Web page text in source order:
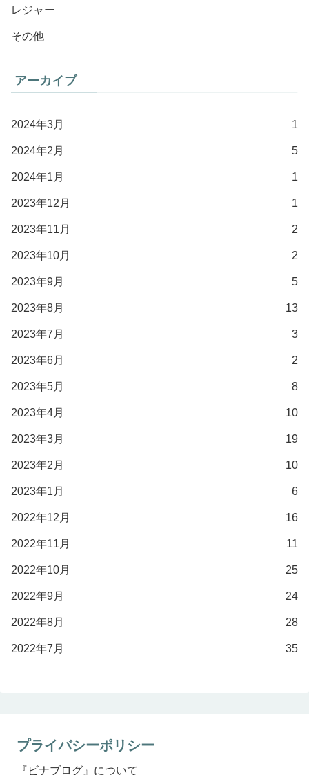
レジャー
その他
アーカイブ
2024年3月 1
2024年2月 5
2024年1月 1
2023年12月 1
2023年11月 2
2023年10月 2
2023年9月 5
2023年8月 13
2023年7月 3
2023年6月 2
2023年5月 8
2023年4月 10
2023年3月 19
2023年2月 10
2023年1月 6
2022年12月 16
2022年11月 11
2022年10月 25
2022年9月 24
2022年8月 28
2022年7月 35
プライバシーポリシー
『ビナブログ』について